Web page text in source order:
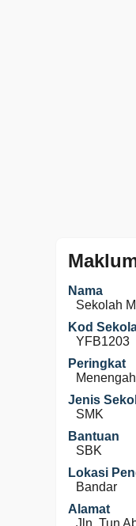
Nama
Sekolah
Kod
YFB1203
Peringkat
Menengah
Jenis
SMK
Bantuan
SBK
Lokasi
Bandar
Alamat
Jln. Tun